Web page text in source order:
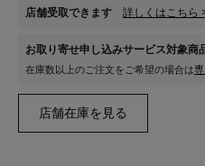
店舗受取できます 詳しくはこちら
お取り寄せ申し込みサービス対象商
在庫数以上のご注文をご希望の場合は